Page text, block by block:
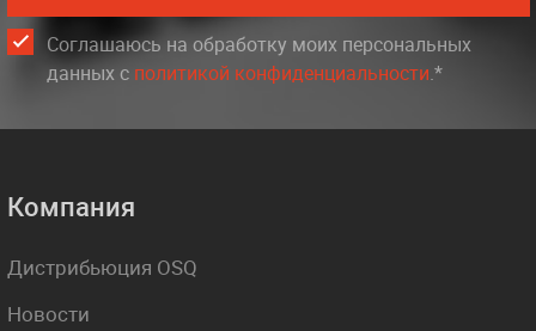
Соглашаюсь на обработку моих персональных
данных c политикой конфиденциальности.*
Компания
Дистрибьюция OSQ
Новости